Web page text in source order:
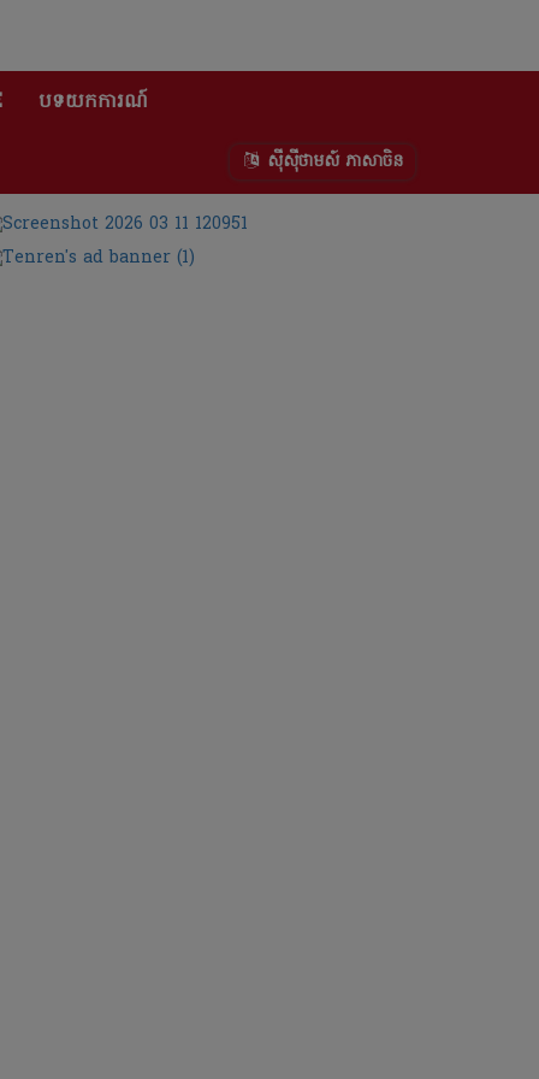
បទយកការណ៍
ស៊ីស៊ីថាមស៍ ភាសាចិន